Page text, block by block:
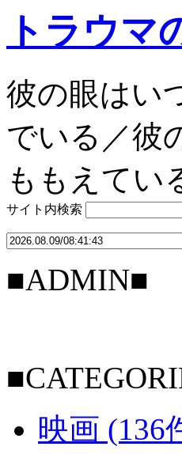
トラウマ
彼の眼はい
でいる／彼
ももえてい
サイト内検索
■ADMIN■
映画 (136